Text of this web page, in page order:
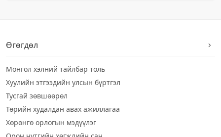
Өгөгдөл
Монгол хэлний тайлбар толь
Хуулийн этгээдийн улсын бүртгэл
Тусгай зөвшөөрөл
Төрийн худалдан авах ажиллагаа
Хөрөнгө орлогын мэдүүлэг